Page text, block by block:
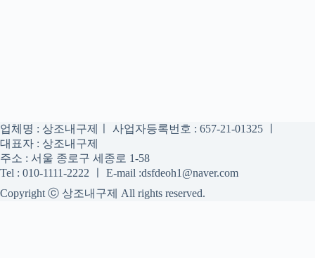
업체명 : 상조내구제ㅣ 사업자등록번호 : 657-21-01325 ㅣ
대표자 : 상조내구제
주소 : 서울 종로구 세종로 1-58
Tel : 010-1111-2222 ㅣ E-mail :dsfdeoh1@naver.com
Copyright ⓒ 상조내구제 All rights reserved.